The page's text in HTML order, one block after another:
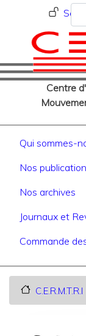
Se
Centre
Qui sommes-
Nos
Nos archives
Journaux et
Commande
C.E.R.M.T.R.I